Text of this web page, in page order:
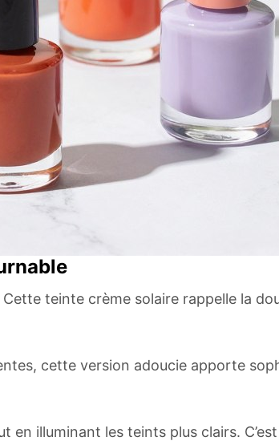
teinte crème solaire rappelle la
cette version adoucie apporte
illuminant les teints plus clairs.